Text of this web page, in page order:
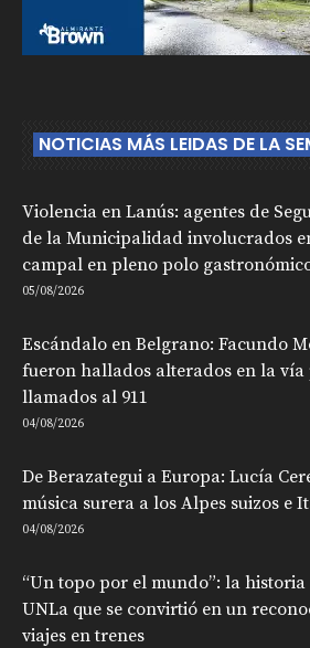
NOTICIAS MÁS LEIDAS DE LA
Violencia en Lanús: agentes de
de la Municipalidad involucrados
campal en pleno polo
05/08/2026
Escándalo en Belgrano: Facundo
fueron hallados alterados en la
llamados al 911
04/08/2026
De Berazategui a Europa: Lucía
música surera a los Alpes suizos e
04/08/2026
“Un topo por el mundo”: la
UNLa que se convirtió en un
viajes en trenes